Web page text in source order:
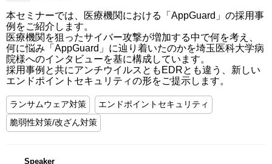
本セミナーでは、医療機関における「AppGuard」の採用事
例をご紹介します。
医療機関を狙ったサイバー攻撃が増加する中で何を考え、
何に悩み「AppGuard」に辿り着いたのかを埼玉医科大学病
院様へのインタビューを基に構成しています。
採用事例と共にアンチウイルスともEDRとも違う、新しい
エンドポイントセキュリティの形をご提示します。
ランサムウェア対策
エンドポイントセキュリティ
脆弱性対策/改ざん対策
Speaker